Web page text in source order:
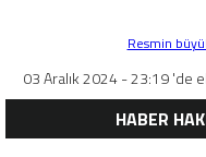
Resmin
03 Aralık 2024 - 23:19 'de
HABER